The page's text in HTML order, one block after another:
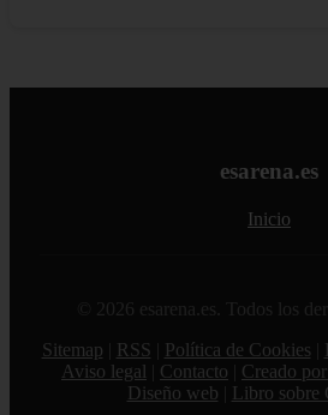
esarena.es
Inicio
© 2026 esarena.es. Todos los
Sitemap
RSS Política de Cookies
Aviso legal
Contacto
Creado
Diseño web
Libro sobre